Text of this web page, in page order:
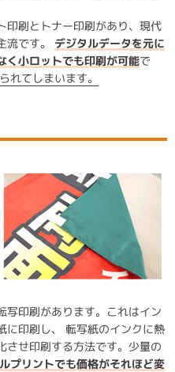
印刷とトナー印刷があり、現代
流です。 デジタルデータを元に
く小ロットでも印刷が可能で
れてしまいます。
写印刷があります。これはイン
に印刷し、 転写紙のインクに熱
させ印刷する方法です。少量の
プリントでも価格がそれほど変